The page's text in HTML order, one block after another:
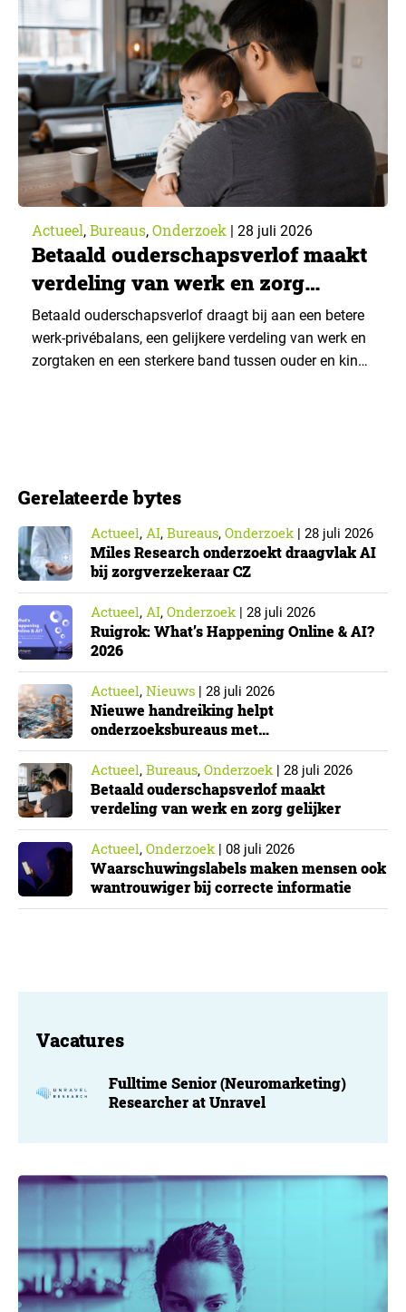
van What’s Happening Online & AI? 2026, het
jaarlijkse trendrapport van Ruigrok onderzoek &
advies over…
Actueel, Bureaus, Onderzoek | 28 juli 2026
Betaald ouderschapsverlof maakt
verdeling van werk en zorg
gelijker
Betaald ouderschapsverlof draagt bij aan een betere
werk-privébalans, een gelijkere verdeling van werk en
zorgtaken en een sterkere band tussen ouder en kind.
Gerelateerde bytes
Actueel, AI, Bureaus, Onderzoek| 28 juli 2026
Miles Research onderzoekt draagvlak AI
bij zorgverzekeraar CZ
Actueel, AI, Onderzoek| 28 juli 2026
Ruigrok: What’s Happening Online & AI?
2026
Actueel, Nieuws | 28 juli 2026
Nieuwe handreiking helpt
onderzoeksbureaus met
Cyberbeveiligingswet
Actueel, Bureaus, Onderzoek| 28 juli 2026
Betaald ouderschapsverlof maakt
verdeling van werk en zorg gelijker
Actueel, Onderzoek| 08 juli 2026
Waarschuwingslabels maken mensen ook
wantrouwiger bij correcte informatie
Vacatures
Fulltime Senior (Neuromarketing)
Researcher at Unravel